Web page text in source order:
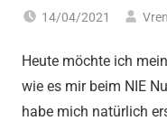
14/04/2021
Heute möchte ich
wie es mir beim NIE
habe mich natürlich